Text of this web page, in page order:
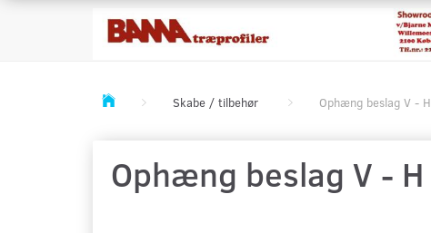
Skabe / tilbehør Ophæng beslag V - H
Ophæng beslag V - H